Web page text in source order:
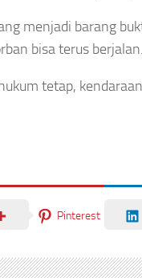
menjadi barang
bisa terus berjalan.
tetap,
Pinterest